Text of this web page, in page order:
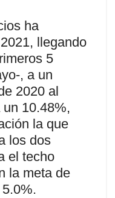
ha
llegando
5
, a un
2020 al
10.48%,
la que
los dos
el techo
la meta de